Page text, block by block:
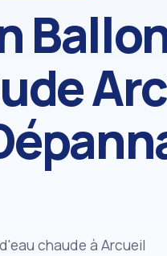
chaude à Arcueil